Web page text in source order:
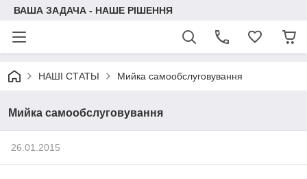
ВАША ЗАДАЧА - НАШЕ РІШЕННЯ
НАШІ СТАТЬІ Мийка самообслуговування
Мийка самообслуговування
26.01.2015